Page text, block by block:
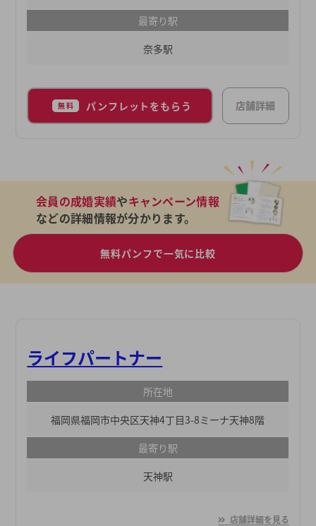
最寄り駅
奈多駅
無料 パンフレットをもらう 店舗詳細
会員の成婚実績やキャンペーン情報
などの詳細情報が分かります。
無料パンフで一気に比較
ライフパートナー
所在地
福岡県福岡市中央区天神4丁目3-8ミーナ天神8階
最寄り駅
天神駅
店舗詳細を見る